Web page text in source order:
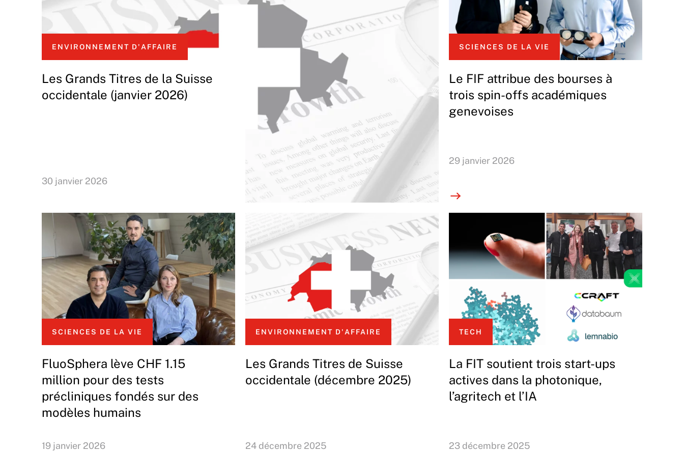
ENVIRONNEMENT D'AFFAIRE
Les Grands Titres de la Suisse
occidentale (janvier 2026)
30 janvier 2026
SCIENCES DE LA VIE
Le FIF attribue des bourses à
trois spin-offs académiques
genevoises
29 janvier 2026
SCIENCES DE LA VIE
FluoSphera lève CHF 1.15
million pour des tests
précliniques fondés sur des
modèles humains
19 janvier 2026
ENVIRONNEMENT D'AFFAIRE
Les Grands Titres de Suisse
occidentale (décembre 2025)
24 décembre 2025
TECH
La FIT soutient trois start-ups
actives dans la photonique,
l’agritech et l’IA
23 décembre 2025